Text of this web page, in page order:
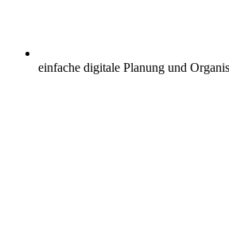
einfache digitale Planung und